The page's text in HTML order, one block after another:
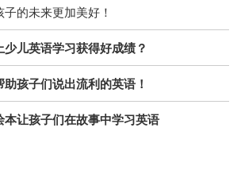
的未来更加美好！
儿英语学习获得好成绩？
孩子们说出流利的英语！
让孩子们在故事中学习英语